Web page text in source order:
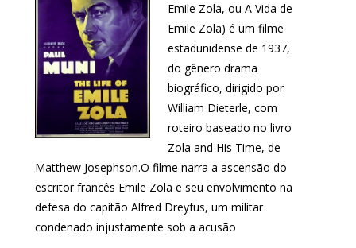
Emile Zola, ou A Vida de
Emile Zola) é um filme
estadunidense de 1937,
do gênero drama
biográfico, dirigido por
William Dieterle, com
roteiro baseado no livro
Zola and His Time, de
Matthew Josephson.O filme narra a ascensão do
escritor francês Emile Zola e seu envolvimento na
defesa do capitão Alfred Dreyfus, um militar
condenado injustamente sob a acusão